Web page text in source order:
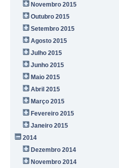
Novembro 2015
Outubro 2015
Setembro 2015
Agosto 2015
Julho 2015
Junho 2015
Maio 2015
Abril 2015
Março 2015
Fevereiro 2015
Janeiro 2015
2014
Dezembro 2014
Novembro 2014